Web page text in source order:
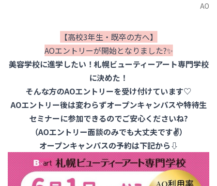
AO
【高校3年生・既卒の方へ】
AOエントリーが開始となりました?✨
美容学校に進学したい！札幌ビューティーアート専門学校
に決めた！
そんな方のAOエントリーを受け付けています♡
AOエントリー後は変わらずオープンキャンパスや特待生
セミナーに参加できるのでご安心くださいね?
（AOエントリー面談のみでも大丈夫です✌）
オープンキャンパスの予約は下記から⇩